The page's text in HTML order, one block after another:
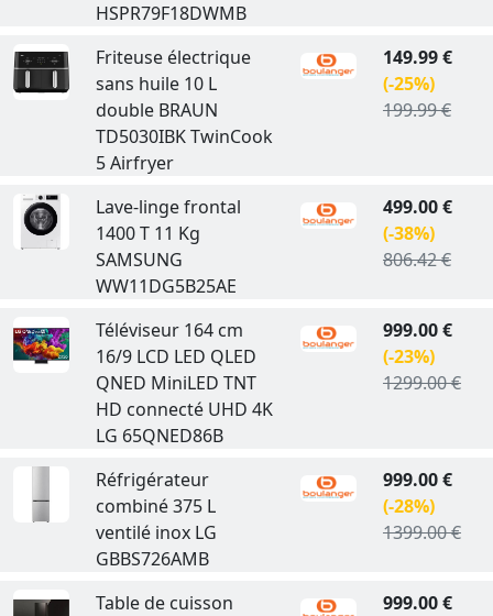
HSPR79F18DWMB
Friteuse électrique
sans huile 10 L
double BRAUN
TD5030IBK TwinCook
5 Airfryer
149.99 €
(-25%)
199.99 €
Lave-linge frontal
1400 T 11 Kg
SAMSUNG
WW11DG5B25AE
499.00 €
(-38%)
806.42 €
Téléviseur 164 cm
16/9 LCD LED QLED
QNED MiniLED TNT
HD connecté UHD 4K
LG 65QNED86B
999.00 €
(-23%)
1299.00 €
Réfrigérateur
combiné 375 L
ventilé inox LG
GBBS726AMB
999.00 €
(-28%)
1399.00 €
Table de cuisson
999.00 €